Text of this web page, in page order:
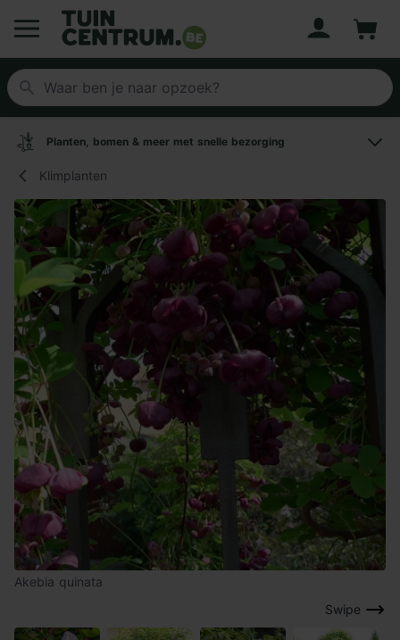
Logo Tuincentrum.be
Planten, bomen & meer met snelle bezorging
Klimplanten
Swipe
Akebia quinata